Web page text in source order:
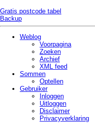
Gratis postcode tabel
Backup
Weblog
Voorpagina
Zoeken
Archief
XML feed
Sommen
Optellen
Gebruiker
Inloggen
Uitloggen
Disclaimer
Privacy­verklaring